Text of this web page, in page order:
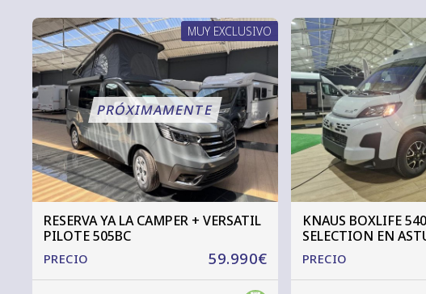
MUY EXCLUSIVO
RESERVA YA LA CAMPER + VERSATIL
PILOTE 505BC
59.990€
PRECIO
KNAUS BOXLIFE
SELECTION EN
PRECIO